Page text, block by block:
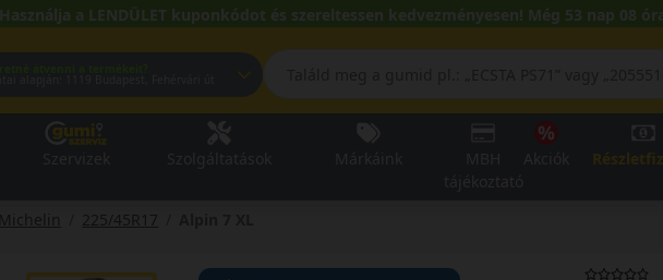
Használja a LENDÜLET kuponkódot és szereltessen kedvezményesen! Még 53 nap 08
Michelin 225/45R17